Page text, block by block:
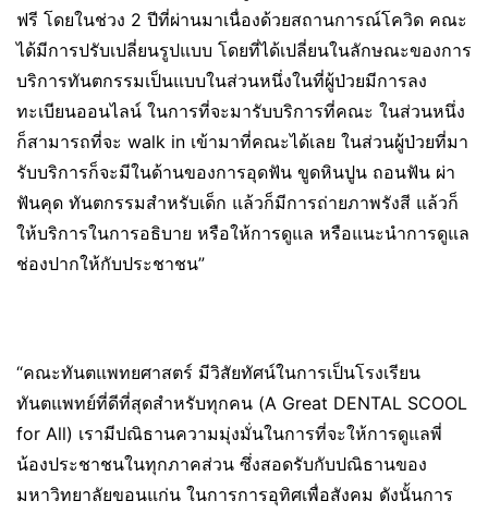
ฟรี โดยในช่วง 2 ปีที่ผ่านมาเนื่องด้วยสถานการณ์โควิด คณะ
ได้มีการปรับเปลี่ยนรูปแบบ โดยที่ได้เปลี่ยนในลักษณะของการ
บริการทันตกรรมเป็นแบบในส่วนหนึ่งในที่ผู้ป่วยมีการลง
ทะเบียนออนไลน์ ในการที่จะมารับบริการที่คณะ ในส่วนหนึ่ง
ก็สามารถที่จะ walk in เข้ามาที่คณะได้เลย ในส่วนผู้ป่วยที่มา
รับบริการก็จะมีในด้านของการอุดฟัน ขูดหินปูน ถอนฟัน ผ่า
ฟันคุด ทันตกรรมสำหรับเด็ก แล้วก็มีการถ่ายภาพรังสี แล้วก็
ให้บริการในการอธิบาย หรือให้การดูแล หรือแนะนำการดูแล
ช่องปากให้กับประชาชน”
“คณะทันตแพทยศาสตร์ มีวิสัยทัศน์ในการเป็นโรงเรียน
ทันตแพทย์ที่ดีที่สุดสำหรับทุกคน (A Great DENTAL SCOOL
for All) เรามีปณิธานความมุ่งมั่นในการที่จะให้การดูแลพี่
น้องประชาชนในทุกภาคส่วน ซึ่งสอดรับกับปณิธานของ
มหาวิทยาลัยขอนแก่น ในการการอุทิศเพื่อสังคม ดังนั้นการ